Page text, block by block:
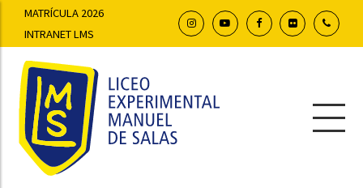
MATRÍCULA 2026
INTRANET LMS